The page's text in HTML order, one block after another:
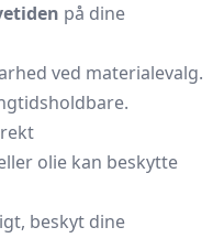
på dine
ved materialevalg.
olie kan beskytte
beskyt dine